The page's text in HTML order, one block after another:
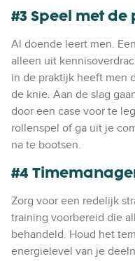
#3 Speel met
Al doende leert men.
alleen uit
in de praktijk heeft men
de knie. Aan de slag
door een case voor te
rollenspel of ga uit je
na te bootsen.
#4
Zorg voor een redelijk
training voorbereid die
behandeld. Houd het
energielevel van je